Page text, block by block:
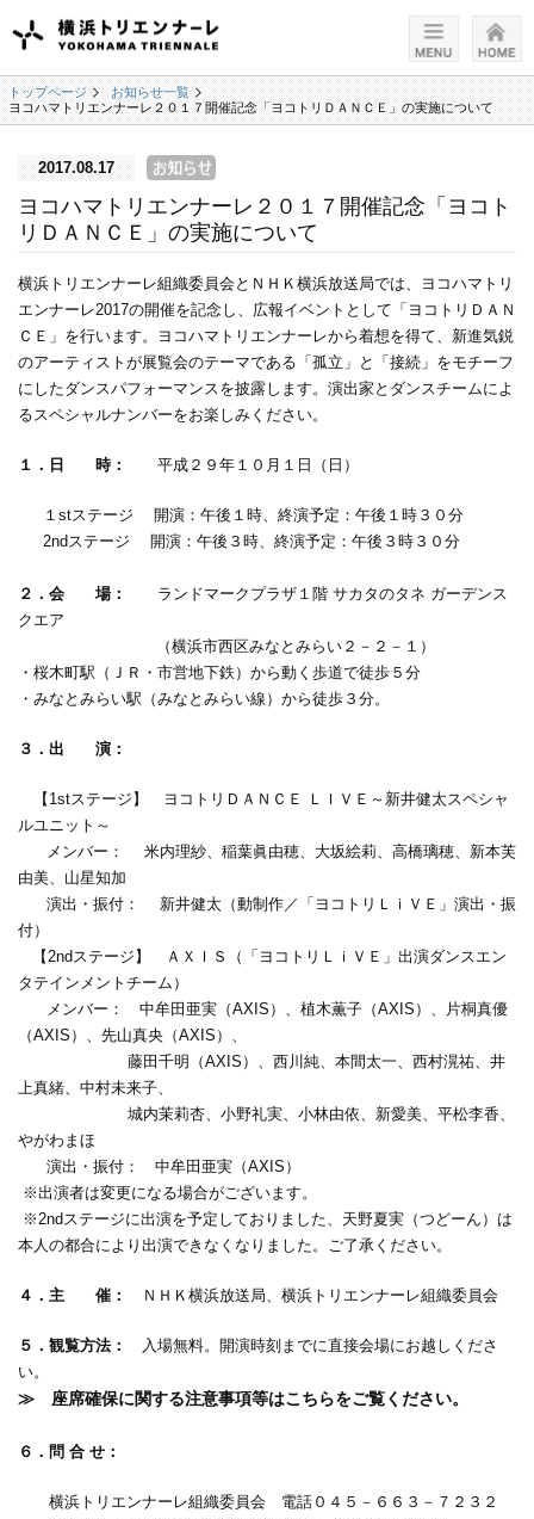
トップページ
お知らせ一覧
ヨコハマトリエンナーレ２０１７開催記念「ヨコトリＤＡＮＣＥ」の実施について
2017.08.17
ヨコハマトリエンナーレ２０１７開催記念「ヨコト
リＤＡＮＣＥ」の実施について
横浜トリエンナーレ組織委員会とＮＨＫ横浜放送局では、ヨコハマトリ
エンナーレ2017の開催を記念し、広報イベントとして「ヨコトリＤＡＮ
ＣＥ」を行います。ヨコハマトリエンナーレから着想を得て、新進気鋭
のアーティストが展覧会のテーマである「孤立」と「接続」をモチーフ
にしたダンスパフォーマンスを披露します。演出家とダンスチームによ
るスペシャルナンバーをお楽しみください。
１．日 時： 平成２９年１０月１日（日）
１stステージ 開演：午後１時、終演予定：午後１時３０分
2ndステージ 開演：午後３時、終演予定：午後３時３０分
２．会 場：
ランドマークプラザ１階 サカタのタネ ガーデンス
クエア
（横浜市西区みなとみらい２－２－１）
・桜木町駅（ＪＲ・市営地下鉄）から動く歩道で徒歩５分
・みなとみらい駅（みなとみらい線）から徒歩３分。
３．出 演：
【1stステージ】 ヨコトリＤＡＮＣＥ ＬＩＶＥ～新井健太スペシャ
ルユニット～
メンバー： 米内理紗、稲葉眞由穂、大坂絵莉、高橋璃穂、新本芙
由美、山星知加
演出・振付： 新井健太（動制作／「ヨコトリＬｉＶＥ」演出・振
付）
【2ndステージ】 ＡＸＩＳ（「ヨコトリＬｉＶＥ」出演ダンスエン
タテインメントチーム）
メンバー： 中牟田亜実（AXIS）、植木薫子（AXIS）、片桐真優
（AXIS）、先山真央（AXIS）、
藤田千明（AXIS）、西川純、本間太一、西村滉祐、井
上真緒、中村未来子、
城内茉莉杏、小野礼実、小林由依、新愛美、平松李香、
やがわまほ
演出・振付： 中牟田亜実（AXIS）
※出演者は変更になる場合がございます。
※2ndステージに出演を予定しておりました、天野夏実（つどーん）は
本人の都合により出演できなくなりました。ご了承ください。
４．主 催： ＮＨＫ横浜放送局、横浜トリエンナーレ組織委員会
５．観覧方法：
入場無料。開演時刻までに直接会場にお越しくださ
い。
≫ 座席確保に関する注意事項等はこちらをご覧ください。
６．問 合 せ：
横浜トリエンナーレ組織委員会 電話０４５－６６３－７２３２